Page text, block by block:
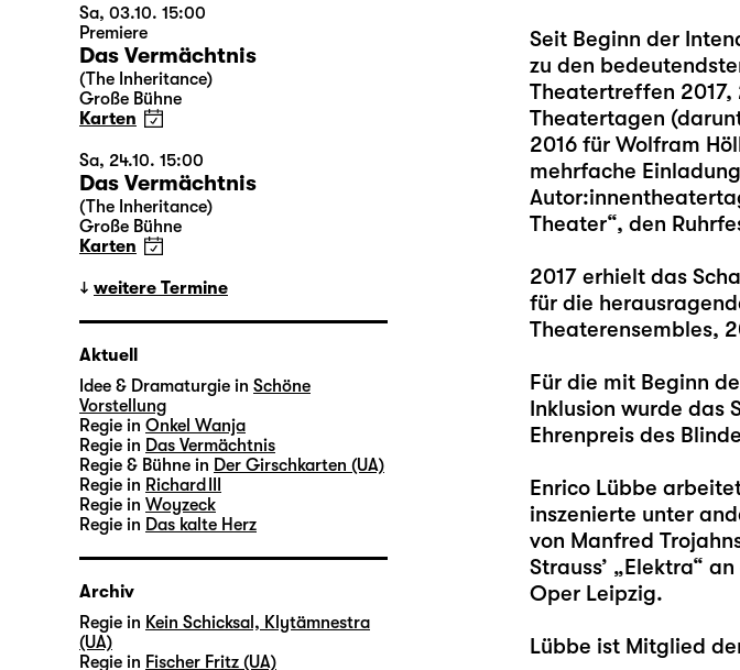
Seit Beginn der
zu den
Theatertreffen 2017,
Theatertagen
2016 für Wolfram
mehrfache
Theater“, den
2017 erhielt das
für die
Theaterensembles,
Für die mit Beginn
Inklusion wurde das
Ehrenpreis des
Enrico Lübbe
inszenierte unter
von Manfred
Strauss’ „Elektra“
Oper Leipzig.
Lübbe ist Mitglied
Sa, 03.10. 15:00
Premiere
Das Vermächtnis
(The Inheritance)
Große Bühne
Karten
Sa, 24.10. 15:00
Das Vermächtnis
(The Inheritance)
Große Bühne
Karten
weitere Termine
Aktuell
Idee & Dramaturgie in Schöne
Vorstellung
Regie in Onkel Wanja
Regie in Das Vermächtnis
Regie & Bühne in Der Girschkarten (UA)
Regie in Richard III
Regie in Woyzeck
Regie in Das kalte Herz
Archiv
Regie in Kein Schicksal, Klytämnestra
(UA)
Regie in Fischer Fritz (UA)